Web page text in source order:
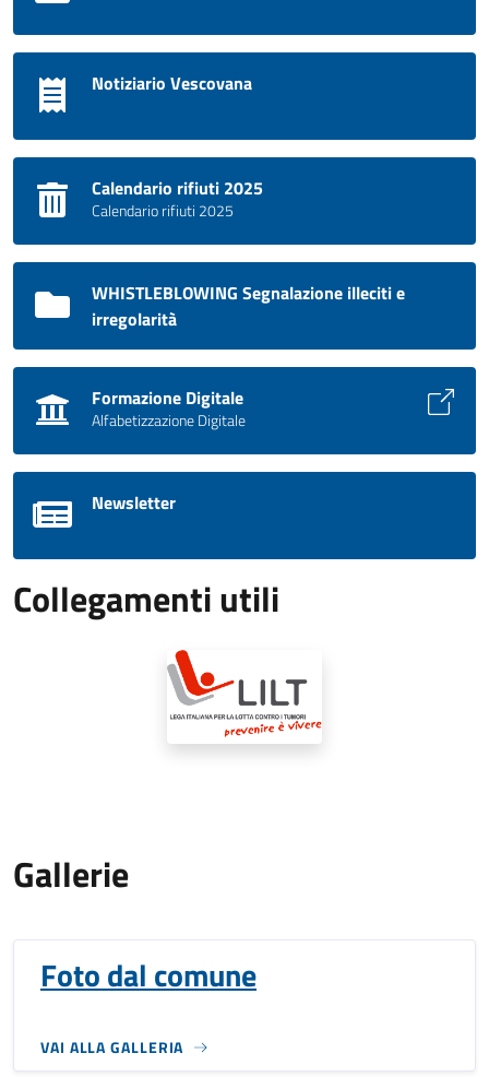
Notiziario Vescovana
Calendario rifiuti 2025
Calendario rifiuti 2025
WHISTLEBLOWING Segnalazione illeciti e
irregolarità
Formazione Digitale
Alfabetizzazione Digitale
Newsletter
Collegamenti utili
Gallerie
Foto dal comune
VAI ALLA GALLERIA